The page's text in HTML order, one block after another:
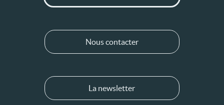
Nous contacter
La newsletter